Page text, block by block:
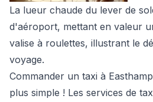
La lueur chaude du lever de
d'aéroport, mettant en valeur
valise à roulettes, illustrant le
voyage.
Commander un taxi à
plus simple ! Les services de